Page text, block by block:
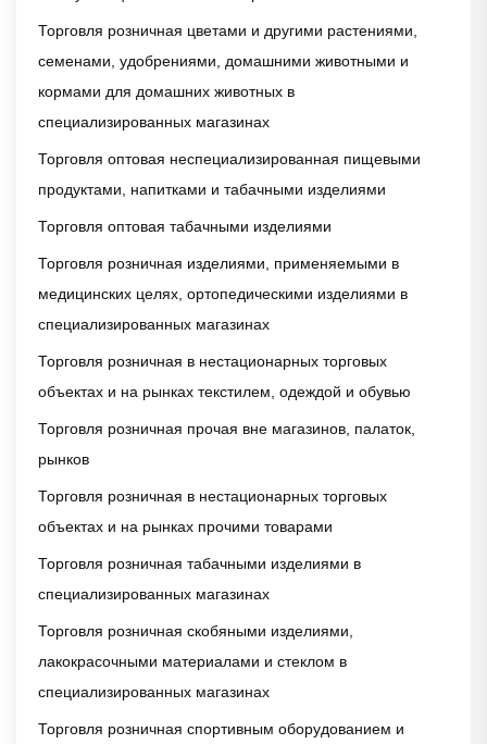
Торговля розничная цветами и другими растениями,
семенами, удобрениями, домашними животными и
кормами для домашних животных в
специализированных магазинах
Торговля оптовая неспециализированная пищевыми
продуктами, напитками и табачными изделиями
Торговля оптовая табачными изделиями
Торговля розничная изделиями, применяемыми в
медицинских целях, ортопедическими изделиями в
специализированных магазинах
Торговля розничная в нестационарных торговых
объектах и на рынках текстилем, одеждой и обувью
Торговля розничная прочая вне магазинов, палаток,
рынков
Торговля розничная в нестационарных торговых
объектах и на рынках прочими товарами
Торговля розничная табачными изделиями в
специализированных магазинах
Торговля розничная скобяными изделиями,
лакокрасочными материалами и стеклом в
специализированных магазинах
Торговля розничная спортивным оборудованием и